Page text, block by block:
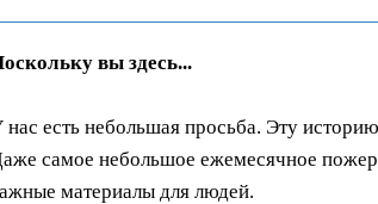
вы здесь...
нас есть небольшая просьба. Эту
самое небольшое ежемесячное
материалы для людей.